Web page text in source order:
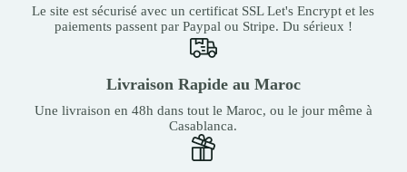
Le site est sécurisé avec un certificat SSL Let's Encrypt et les
paiements passent par Paypal ou Stripe. Du sérieux !
Livraison Rapide au Maroc
Une livraison en 48h dans tout le Maroc, ou le jour même à
Casablanca.